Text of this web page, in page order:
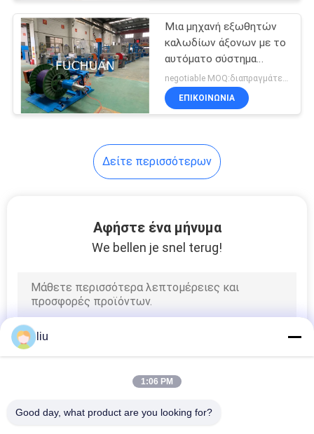
PVC μηχανή
εξώθησης
ενιαία
μηχάνημα
καλώδιο μηχανή
εξώθησης
Μια μηχανή εξωθητών
καλωδίων άξονων με το
αυτόματο σύστημα
ρύθμισης έντασης
negotiable MOQ:διαπραγμάτευση
ΕΠΙΚΟΙΝΩΝΊΑ
Δείτε περισσότερων
Αφήστε ένα μήνυμα
We bellen je snel terug!
liu
1:06 PM
Good day, what product are you looking for?